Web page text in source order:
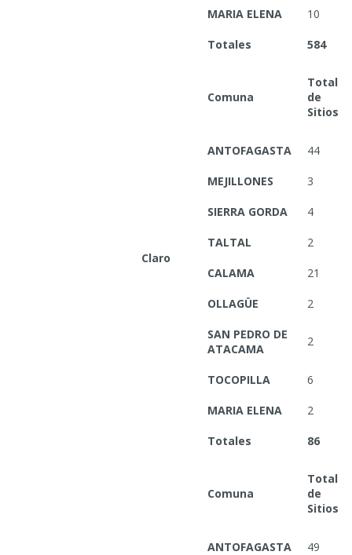
MARIA ELENA 10
Totales 584
Claro
Comuna
Total
de
Sitios
ANTOFAGASTA 44
MEJILLONES 3
SIERRA GORDA 4
TALTAL 2
CALAMA 21
OLLAGÜE 2
SAN PEDRO DE
ATACAMA
2
TOCOPILLA 6
MARIA ELENA 2
Totales 86
Comuna
Total
de
Sitios
ANTOFAGASTA 49